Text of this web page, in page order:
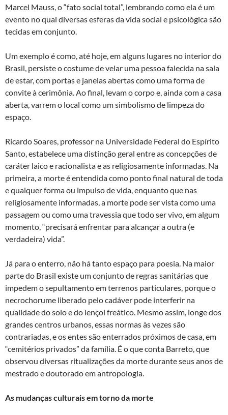
Marcel Mauss, o “fato social total”, lembrando como ela é um
evento no qual diversas esferas da vida social e psicológica são
tecidas em conjunto.
Um exemplo é como, até hoje, em alguns lugares no interior do
Brasil, persiste o costume de velar uma pessoa falecida na sala
de estar, com portas e janelas abertas como uma forma de
convite à cerimônia. Ao final, levam o corpo e, ainda com a casa
aberta, varrem o local como um simbolismo de limpeza do
espaço.
Ricardo Soares, professor na Universidade Federal do Espírito
Santo, estabelece uma distinção geral entre as concepções de
caráter laico e racionalista e as religiosamente informadas. Na
primeira, a morte é entendida como ponto final natural de toda
e qualquer forma ou impulso de vida, enquanto que nas
religiosamente informadas, a morte pode ser vista como uma
passagem ou como uma travessia que todo ser vivo, em algum
momento, “precisará enfrentar para alcançar a outra (e
verdadeira) vida”.
Já para o enterro, não há tanto espaço para poesia. Na maior
parte do Brasil existe um conjunto de regras sanitárias que
impedem o sepultamento em terrenos particulares, porque o
necrochorume liberado pelo cadáver pode interferir na
qualidade do solo e do lençol freático. Mesmo assim, longe dos
grandes centros urbanos, essas normas às vezes são
contrariadas, e os entes são enterrados próximos de casa, em
“cemitérios privados” da família. É o que conta Barreto, que
observou diversas ritualizações da morte durante seus anos de
mestrado e doutorado em antropologia.
As mudanças culturais em torno da morte